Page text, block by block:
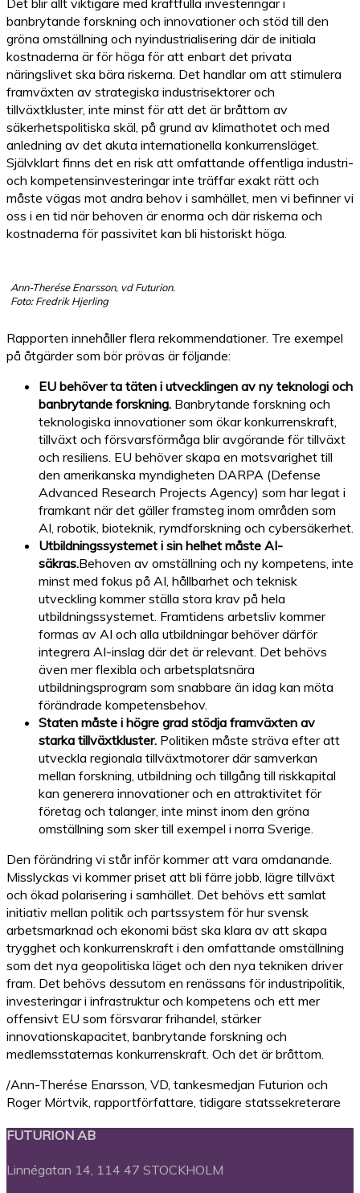
banbrytande forskning och innovationer och stöd till den
gröna omställning och nyindustrialisering där de initiala
kostnaderna är för höga för att enbart det privata
näringslivet ska bära riskerna. Det handlar om att stimulera
framväxten av strategiska industrisektorer och
tillväxtkluster, inte minst för att det är bråttom av
säkerhetspolitiska skäl, på grund av klimathotet och med
anledning av det akuta internationella konkurrensläget.
Självklart finns det en risk att omfattande offentliga industri-
och kompetensinvesteringar inte träffar exakt rätt och
måste vägas mot andra behov i samhället, men vi befinner vi
oss i en tid när behoven är enorma och där riskerna och
kostnaderna för passivitet kan bli historiskt höga.
Ann-Therése Enarsson, vd Futurion.
Foto: Fredrik Hjerling
Rapporten innehåller flera rekommendationer. Tre exempel
på åtgärder som bör prövas är följande:
EU behöver ta täten i utvecklingen av ny teknologi och
banbrytande forskning. Banbrytande forskning och
teknologiska innovationer som ökar konkurrenskraft,
tillväxt och försvarsförmåga blir avgörande för tillväxt
och resiliens. EU behöver skapa en motsvarighet till
den amerikanska myndigheten DARPA (Defense
Advanced Research Projects Agency) som har legat i
framkant när det gäller framsteg inom områden som
AI, robotik, bioteknik, rymdforskning och cybersäkerhet.
Utbildningssystemet i sin helhet måste AI-
säkras.Behoven av omställning och ny kompetens, inte
minst med fokus på AI, hållbarhet och teknisk
utveckling kommer ställa stora krav på hela
utbildningssystemet. Framtidens arbetsliv kommer
formas av AI och alla utbildningar behöver därför
integrera AI-inslag där det är relevant. Det behövs
även mer flexibla och arbetsplatsnära
utbildningsprogram som snabbare än idag kan möta
förändrade kompetensbehov.
Staten måste i högre grad stödja framväxten av
starka tillväxtkluster. Politiken måste sträva efter att
utveckla regionala tillväxtmotorer där samverkan
mellan forskning, utbildning och tillgång till riskkapital
kan generera innovationer och en attraktivitet för
företag och talanger, inte minst inom den gröna
omställning som sker till exempel i norra Sverige.
Den förändring vi står inför kommer att vara omdanande.
Misslyckas vi kommer priset att bli färre jobb, lägre tillväxt
och ökad polarisering i samhället. Det behövs ett samlat
initiativ mellan politik och partssystem för hur svensk
arbetsmarknad och ekonomi bäst ska klara av att skapa
trygghet och konkurrenskraft i den omfattande omställning
som det nya geopolitiska läget och den nya tekniken driver
fram. Det behövs dessutom en renässans för industripolitik,
investeringar i infrastruktur och kompetens och ett mer
offensivt EU som försvarar frihandel, stärker
innovationskapacitet, banbrytande forskning och
medlemsstaternas konkurrenskraft. Och det är bråttom.
/Ann-Therése Enarsson, VD, tankesmedjan Futurion och
Roger Mörtvik, rapportförfattare, tidigare statssekreterare
FUTURION AB
Linnégatan 14, 114 47 STOCKHOLM